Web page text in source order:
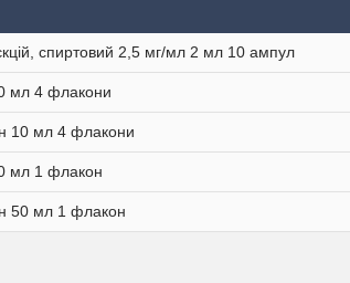
спиртовий 2,5 мг/мл 2 мл 10 ампул
мл 4 флакони
10 мл 4 флакони
мл 1 флакон
50 мл 1 флакон